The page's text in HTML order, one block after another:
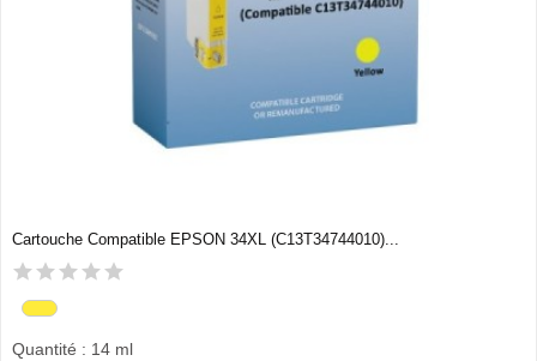
Cartouche Compatible EPSON 34XL (C13T34744010)...
Quantité : 14 ml